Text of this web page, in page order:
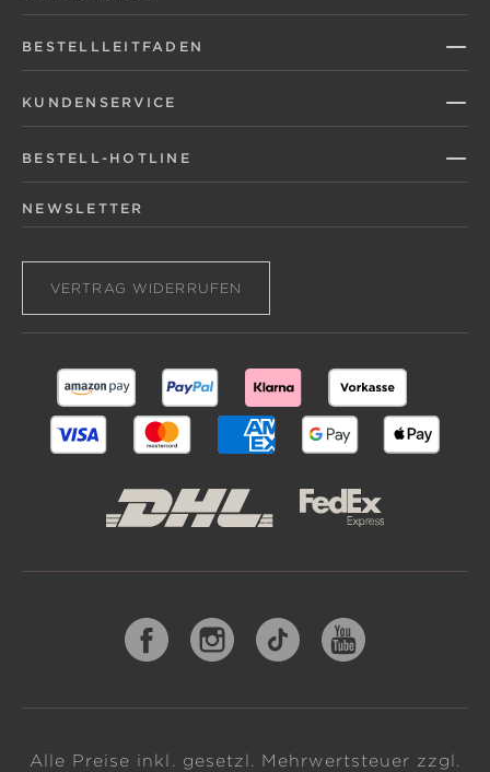
BESTELLLEITFADEN
KUNDENSERVICE
BESTELL-HOTLINE
NEWSLETTER
VERTRAG WIDERRUFEN
Alle Preise inkl. gesetzl. Mehrwertsteuer zzgl.